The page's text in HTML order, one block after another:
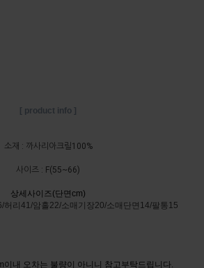
[ product info ]
소재 : 까사리아크릴100%
사이즈 : F(55~66)
상세사이즈(단면cm)
허리41/암홀22/소매기장20/소매단면14/팔통15
이내 오차는 불량이 아니니 참고부탁드립니다.